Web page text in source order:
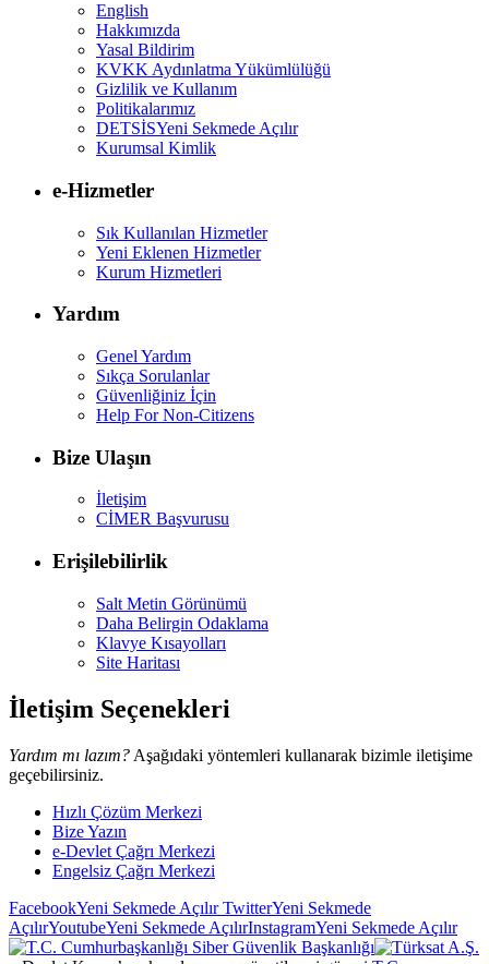
English
Hakkımızda
Yasal Bildirim
KVKK Aydınlatma Yükümlülüğü
Gizlilik ve Kullanım
Politikalarımız
DETSİSYeni Sekmede Açılır
Kurumsal Kimlik
e-Hizmetler
Sık Kullanılan Hizmetler
Yeni Eklenen Hizmetler
Kurum Hizmetleri
Yardım
Genel Yardım
Sıkça Sorulanlar
Güvenliğiniz İçin
Help For Non-Citizens
Bize Ulaşın
İletişim
CİMER Başvurusu
Erişilebilirlik
Salt Metin Görünümü
Daha Belirgin Odaklama
Klavye Kısayolları
Site Haritası
İletişim Seçenekleri
Yardım mı lazım? Aşağıdaki yöntemleri kullanarak bizimle iletişime
geçebilirsiniz.
Hızlı Çözüm Merkezi
Bize Yazın
e-Devlet Çağrı Merkezi
Engelsiz Çağrı Merkezi
FacebookYeni Sekmede AçılırTwitterYeni Sekmede
AçılırYoutubeYeni Sekmede AçılırInstagramYeni Sekmede Açılır